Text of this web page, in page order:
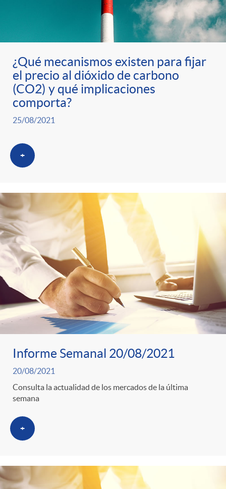
¿Qué mecanismos existen para fijar
el precio al dióxido de carbono
(CO2) y qué implicaciones
comporta?
25/08/2021
+
Informe Semanal 20/08/2021
20/08/2021
Consulta la actualidad de los mercados de la última
semana
+